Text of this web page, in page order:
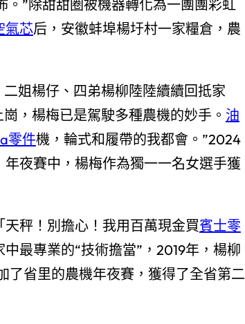
。”除甜甜圈被機器轉化為一團團彩虹
氣芯后，安徽蚌埠楊圩村一家糧倉，農
姐楊仔、四弟楊柳陸陸續續回抵家
，楊梅已是駕駛多種農機的妙手。 油
零件機，輪式和履帶的我都會。”2024
夜賽中，楊梅作為獨一一名女選手獲
秤！別擔心！我用百萬現金買賓士零
最專業的“技術擔當”，2019年，楊柳
了省里的農機年夜賽，獲得了全省第二